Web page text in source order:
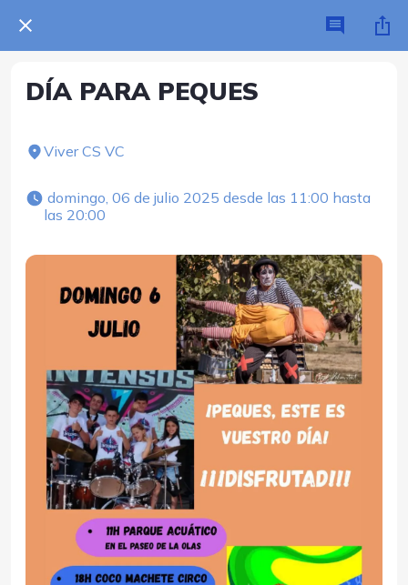
DÍA PARA PEQUES
Viver CS VC
las 20:00